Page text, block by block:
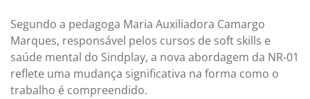
Segundo a pedagoga Maria Auxiliadora Camargo
Marques, responsável pelos cursos de soft skills e
saúde mental do Sindplay, a nova abordagem da NR-01
reflete uma mudança significativa na forma como o
trabalho é compreendido.